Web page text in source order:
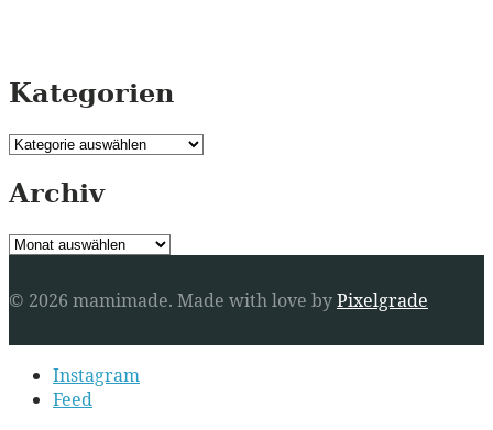
Kategorien
Kategorien
Archiv
Archiv
© 2026 mamimade. Made with love byPixelgrade
Secondary
navigationInstagram
Feed